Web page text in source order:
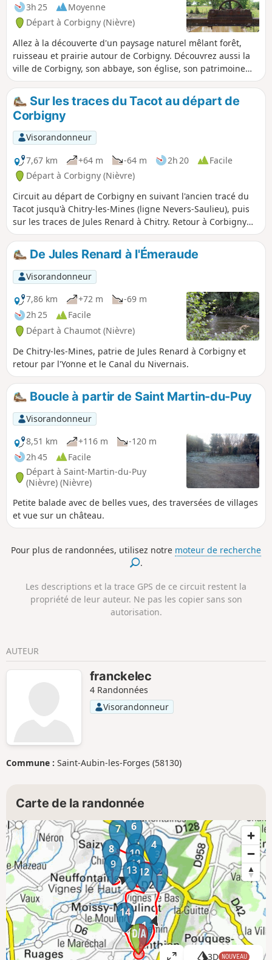
3h 25
Moyenne
Départ à Corbigny (Nièvre)
Allez à la découverte d'un paysage naturel mêlant forêt,
ruisseau et prairie autour de Corbigny. Découvrez aussi la
ville de Corbigny, son abbaye, son église, son patrimoine
riche et ses nombreux événements.
Sur les traces du Tacot au départ de
Corbigny
Visorandonneur
7,67 km
+64 m -64 m 2h 20
Facile
Départ à Corbigny (Nièvre)
Circuit au départ de Corbigny en suivant l'ancien tracé du
Tacot jusqu'à Chitry-les-Mines (ligne Nevers-Saulieu), puis
sur les traces de Jules Renard à Chitry. Retour à Corbigny
par l'ancienne voie romaine.
De Jules Renard à l'Émeraude
Visorandonneur
7,86 km
+72 m
-69 m
2h 25
Facile
Départ à Chaumot (Nièvre)
De Chitry-les-Mines, patrie de Jules Renard à Corbigny et
retour par l'Yonne et le Canal du Nivernais.
Boucle à partir de Saint Martin-du-Puy
Visorandonneur
8,51 km
+116 m
-120 m
2h 45
Facile
Départ à Saint-Martin-du-Puy
(Nièvre) (Nièvre)
Petite balade avec de belles vues, des traversées de villages
et vue sur un château.
Pour plus de randonnées, utilisez notre moteur de recherche
.
Les descriptions et la trace GPS de ce circuit restent la
propriété de leur auteur. Ne pas les copier sans son
autorisation.
AUTEUR
franckelec
4 Randonnées
Visorandonneur
Commune : Saint-Aubin-les-Forges (58130)
Carte de la randonnée
1
2
3
4
5
6
7
8
9
10
11
12
13
14
3D NOUVEAU